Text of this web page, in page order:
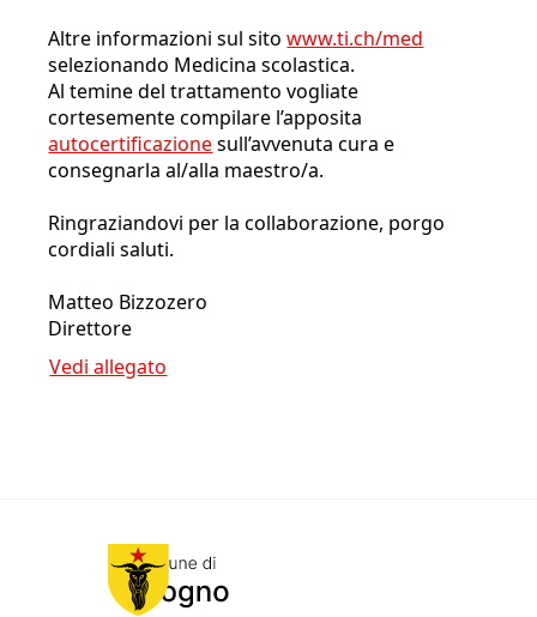
Altre informazioni sul sitowww.ti.ch/med
selezionando Medicina scolastica.
Al temine del trattamento vogliate
cortesemente compilare l’apposita
autocertificazionesull’avvenuta cura e
consegnarla al/alla maestro/a.
Ringraziandovi per la collaborazione, porgo
cordiali saluti.
Matteo Bizzozero
Direttore
Vedi allegato